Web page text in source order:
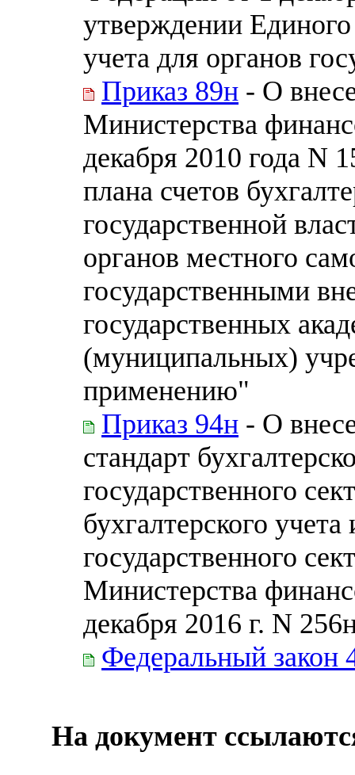
утверждении Единого
учета для органов
Приказ 89н - О
Министерства
декабря 2010 года N
плана счетов
государственной
органов местного
государственными
государственных
(муниципальных)
применению"
Приказ 94н - О
стандарт
государственного
бухгалтерского
государственного
Министерства
декабря 2016 г. N
Федеральный закон
На документ